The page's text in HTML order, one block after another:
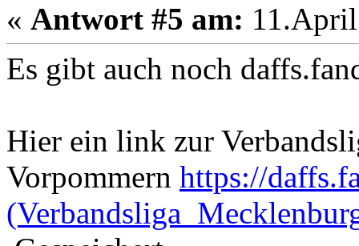
« Antwort #5 am:
Es gibt auch noch
Hier ein link zur
Vorpommern https://